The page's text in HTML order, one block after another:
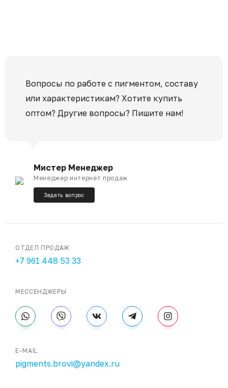
Вопросы по работе с пигментом, составу
или характеристикам? Хотите купить
оптом? Другие вопросы? Пишите нам!
Мистер Менеджер
Менеджер интернет продаж
Задать вопрос
ОТДЕЛ ПРОДАЖ
+7 961 448 53 33
МЕССЕНДЖЕРЫ
E-MAIL
pigments.brovi@yandex.ru